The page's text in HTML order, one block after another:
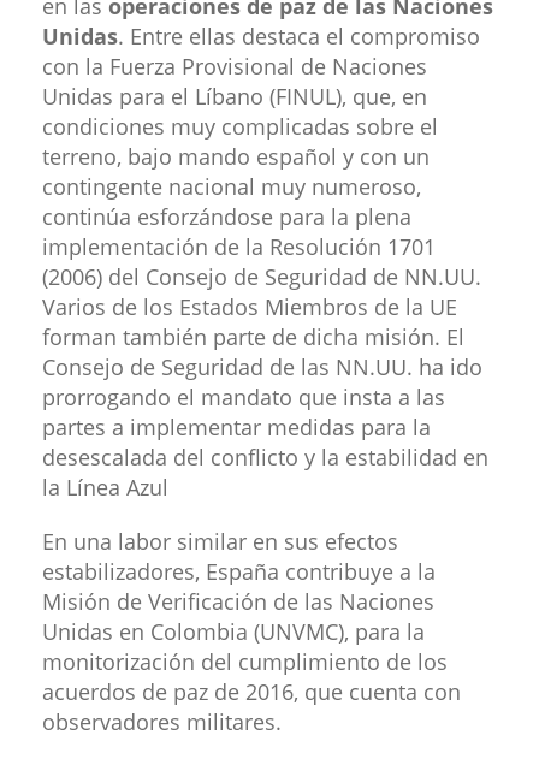
Unidas. Entre ellas destaca el compromiso
con la Fuerza Provisional de Naciones
Unidas para el Líbano (FINUL), que, en
condiciones muy complicadas sobre el
terreno, bajo mando español y con un
contingente nacional muy numeroso,
continúa esforzándose para la plena
implementación de la Resolución 1701
(2006) del Consejo de Seguridad de NN.UU.
Varios de los Estados Miembros de la UE
forman también parte de dicha misión. El
Consejo de Seguridad de las NN.UU. ha ido
prorrogando el mandato que insta a las
partes a implementar medidas para la
desescalada del conflicto y la estabilidad en
la Línea Azul
En una labor similar en sus efectos
estabilizadores, España contribuye a la
Misión de Verificación de las Naciones
Unidas en Colombia (UNVMC), para la
monitorización del cumplimiento de los
acuerdos de paz de 2016, que cuenta con
observadores militares.